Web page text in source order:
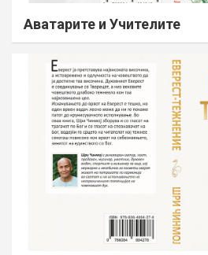
Аватарите и Учителите